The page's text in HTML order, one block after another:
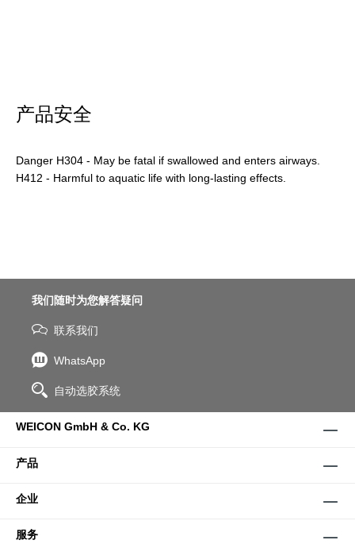
产品安全
Danger H304 - May be fatal if swallowed and enters airways.
H412 - Harmful to aquatic life with long-lasting effects.
我们随时为您解答疑问
联系我们
WhatsApp
自动选胶系统
WEICON GmbH & Co. KG
产品
企业
服务